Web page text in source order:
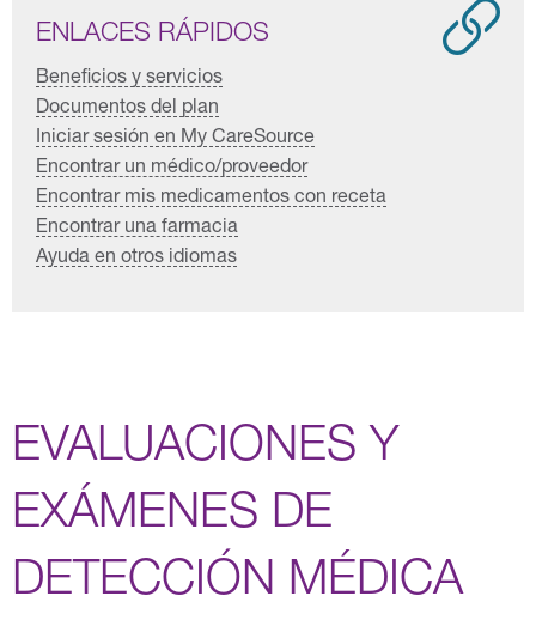
ENLACES RÁPIDOS
Beneficios y servicios
Documentos del plan
Iniciar sesión en My CareSource
Encontrar un médico/proveedor
Encontrar mis medicamentos con receta
Encontrar una farmacia
Ayuda en otros idiomas
EVALUACIONES Y
EXÁMENES DE
DETECCIÓN MÉDICA